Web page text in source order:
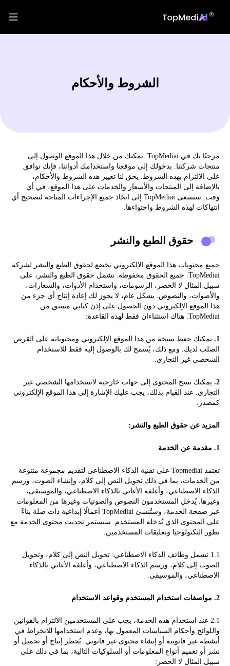
الشروط والأحكام
مرحبًا بك في TopMediai. يمكنك من خلال هذا الموقع الوصول إلى
منتجات شركتنا. بدخولك إلى موقعنا واستخدامك أدواتنا، فإنك توافق
على الالتزام بهذه الشروط. يحق لنا تغيير هذه الشروط والأحكام،
بالإضافة إلى المنتجات والأسعار والخدمات على هذا الموقع، في أي
وقت. ستسعى TopMediai إلى اتخاذ جميع الإجراءات المتاحة لتصحيح أي
انتهاكات لهذه الشروط واحتواءها.
حقوق الطبع والنشر
جميع محتويات هذا الموقع الإلكتروني تخضع لحقوق الطبع والنشر لشركة
TopMediai. جميع الحقوق محفوظة. تشمل حقوق الطبع والنشر، على
سبيل المثال لا الحصر، الرسومات، واستخدام الأدوات، والشعارات،
والأصوات، والنصوص. بشكل عام، لا يجوز لك إعادة إنتاج أي جزء من
هذا الموقع الإلكتروني دون الحصول على إذن كتابي مسبق من
TopMediai. هناك استثناءان فقط لهذه القاعدة:
1.
يمكنك حفظ نسخة من هذا الموقع الإلكتروني ومحتوياته على القرص
الصلب لديك. ومع ذلك، يُسمح لك بالوصول إليه فقط للاستخدام
الشخصي غير التجاري.
2. يمكنك نسخ المحتوى إلى جهات خارجية لاستخدامها الشخصي غير
التجاري. عند القيام بذلك، يجب عليك الإشارة إلى هذا الموقع الإلكتروني
كمصدر.
المزيد عن حقوق الطبع والنشر:
1. مقدمة عن الخدمة
تعتمد Topmediai على تقنية الذكاء الاصطناعي لتقديم مجموعة متنوعة
من الخدمات، بما في ذلك تحويل النص إلى كلام، وإنشاء الصوت، ورسم
الذكاء الاصطناعي، وأغلفة الأغاني بالذكاء الاصطناعي، والموسيقى،
وغيرها. يُدخل المستخدمون النصوص والصوتيات وغيرها من المعلومات
عبر صفحة الخدمة، وستُنشئ TopMediai أعمالًا إبداعية ذات صلة بناءً
على المحتوى الذي يُدخله المستخدم. سيستمر تحديث محتوى الخدمة مع
تطور التكنولوجيا وتعليقات المستخدمين.
1.1 تشمل وظائف الذكاء الاصطناعي: تحويل النص إلى كلام، وتحويل
الصوت إلى كلام، ورسم الذكاء الاصطناعي، وأغلفة الأغاني بالذكاء
الاصطناعي، والموسيقى.
2. مواصفات استخدام المستخدم وقواعد الاستخدام
2.1 عند استخدام هذه الخدمة، يجب على المستخدمين الالتزام بالقوانين
واللوائح وأحكام السياسات المعمول بها، وعدم استخدامها للانخراط في
أنشطة غير قانونية أو إنشاء محتوى غير قانوني. يُحظر إنتاج أو تحميل أو
نشر أو تعميم أنواع المعلومات أو السلوكيات التالية، بما في ذلك على
سبيل المثال لا الحصر: